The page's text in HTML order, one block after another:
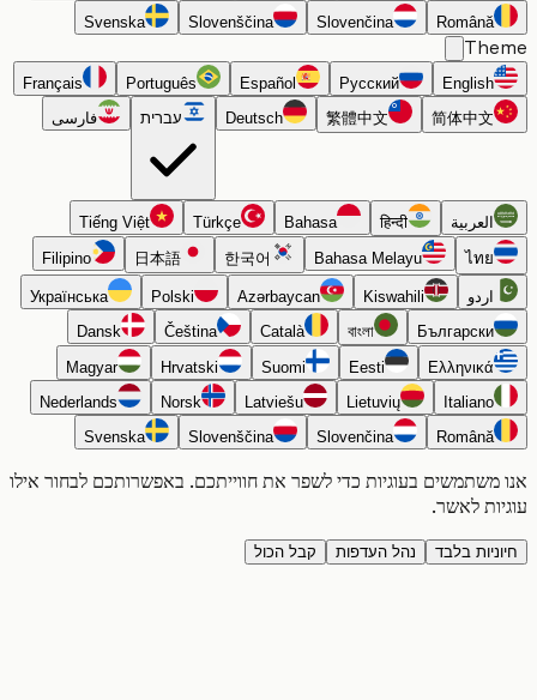
Română
Slovenčina
Slovenščina
Svenska
English
Русский
Español
Português
Français
简体中文
繁體中文
Deutsch עברית فارسی
العربية हिन्दी
Bahasa
Türkçe
Tiếng Việt
ไทย
Bahasa Melayu
한국어
日本語
Filipino
اردو Kiswahili
Azərbaycan
Polski
Українська
Български
বাংলা
Català
Čeština
Dansk
Ελληνικά
Eesti
Suomi
Hrvatski
Magyar
Italiano
Lietuvių
Latviešu
Norsk
Nederlands
Română
Slovenčina
Slovenščina
Svenska
בעוגיות כדי לשפר את חווייתכם. באפשרותכם לבחור אילו
לאשר.
בלבד נהל העדפות קבל הכול